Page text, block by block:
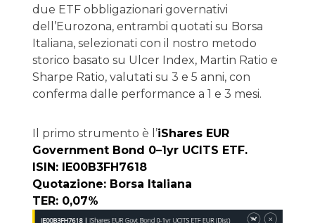
due ETF obbligazionari governativi
dell’Eurozona, entrambi quotati su Borsa
Italiana, selezionati con il nostro metodo
storico basato su Ulcer Index, Martin Ratio e
Sharpe Ratio, valutati su 3 e 5 anni, con
conferma dalle performance a 1 e 3 mesi.
Il primo strumento è l’iShares EUR
Government Bond 0–1yr UCITS ETF.
ISIN: IE00B3FH7618
Quotazione: Borsa Italiana
TER: 0,07%